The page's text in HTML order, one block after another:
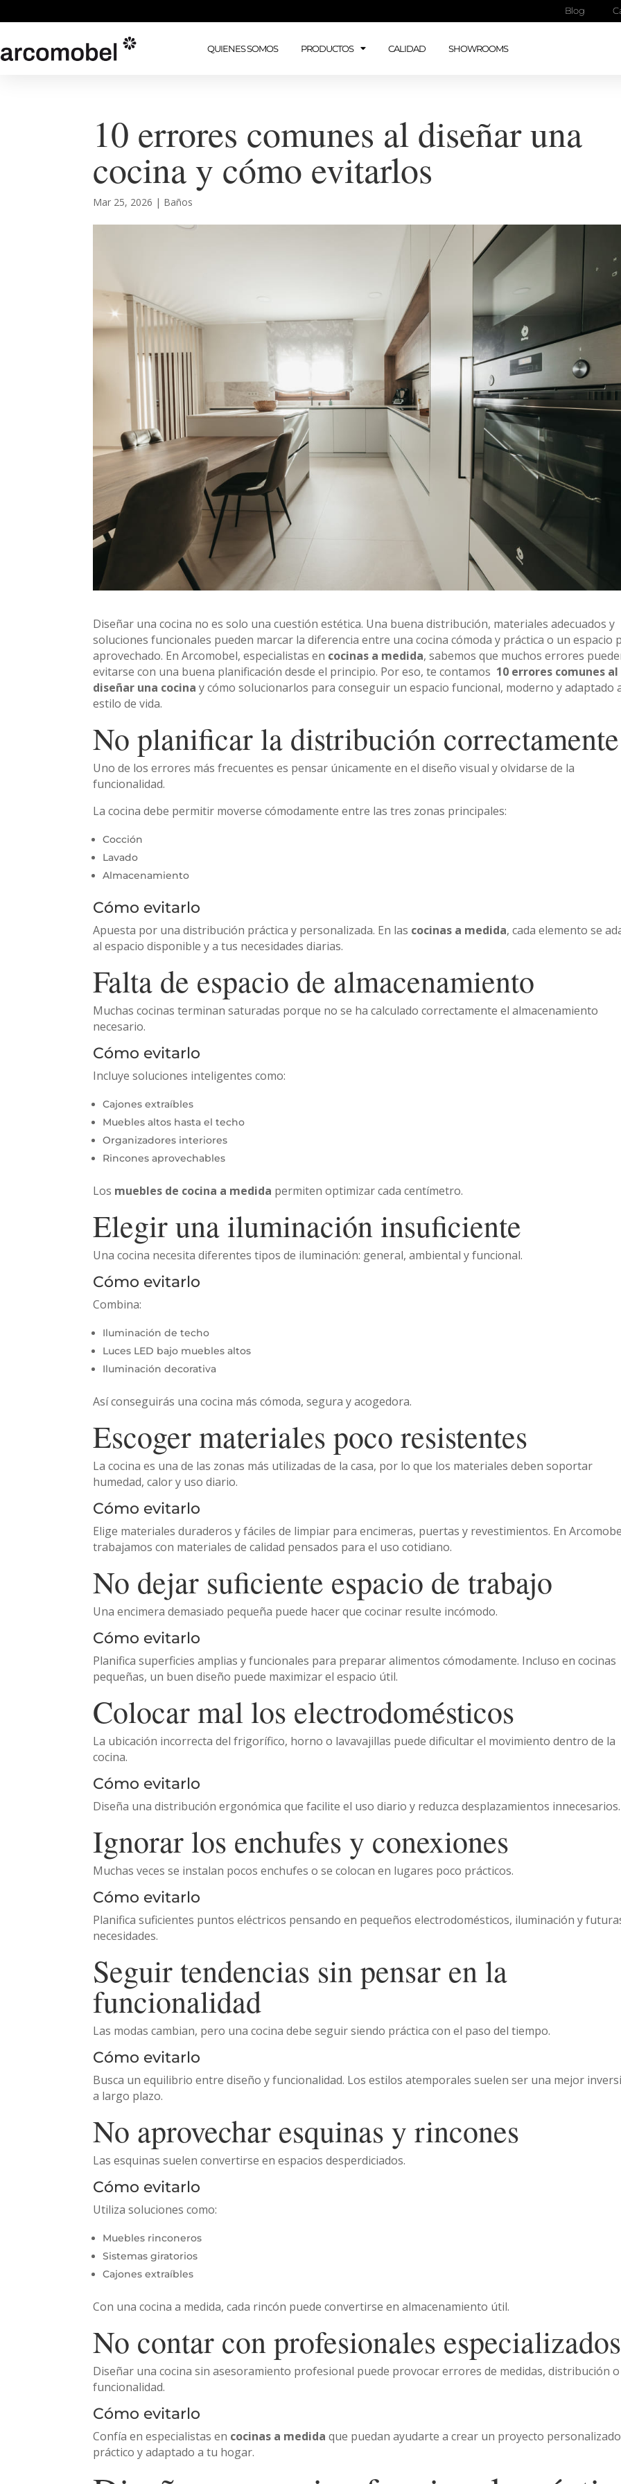
Blog
QUIENES SOMOS PRODUCTOS CALIDAD SHOWROOMS
10 errores comunes al diseñar una
cocina y cómo evitarlos
Mar 25, 2026 | Baños
Diseñar una cocina no es solo una cuestión estética. Una buena distribución, materiales adecuados y
soluciones funcionales pueden marcar la diferencia entre una cocina cómoda y práctica o un espacio
aprovechado. En Arcomobel, especialistas en cocinas a medida, sabemos que muchos errores
evitarse con una buena planificación desde el principio. Por eso, te contamos 10 errores comunes al
diseñar una cocina y cómo solucionarlos para conseguir un espacio funcional, moderno y adaptado
estilo de vida.
No planificar la distribución correctamente
Uno de los errores más frecuentes es pensar únicamente en el diseño visual y olvidarse de la
funcionalidad.
La cocina debe permitir moverse cómodamente entre las tres zonas principales:
Cocción
Lavado
Almacenamiento
Cómo evitarlo
Apuesta por una distribución práctica y personalizada. En las cocinas a medida, cada elemento se
al espacio disponible y a tus necesidades diarias.
Falta de espacio de almacenamiento
Muchas cocinas terminan saturadas porque no se ha calculado correctamente el almacenamiento
necesario.
Cómo evitarlo
Incluye soluciones inteligentes como:
Cajones extraíbles
Muebles altos hasta el techo
Organizadores interiores
Rincones aprovechables
Los muebles de cocina a medida permiten optimizar cada centímetro.
Elegir una iluminación insuficiente
Una cocina necesita diferentes tipos de iluminación: general, ambiental y funcional.
Cómo evitarlo
Combina:
Iluminación de techo
Luces LED bajo muebles altos
Iluminación decorativa
Así conseguirás una cocina más cómoda, segura y acogedora.
Escoger materiales poco resistentes
La cocina es una de las zonas más utilizadas de la casa, por lo que los materiales deben soportar
humedad, calor y uso diario.
Cómo evitarlo
Elige materiales duraderos y fáciles de limpiar para encimeras, puertas y revestimientos. En
trabajamos con materiales de calidad pensados para el uso cotidiano.
No dejar suficiente espacio de trabajo
Una encimera demasiado pequeña puede hacer que cocinar resulte incómodo.
Cómo evitarlo
Planifica superficies amplias y funcionales para preparar alimentos cómodamente. Incluso en cocinas
pequeñas, un buen diseño puede maximizar el espacio útil.
Colocar mal los electrodomésticos
La ubicación incorrecta del frigorífico, horno o lavavajillas puede dificultar el movimiento dentro de la
cocina.
Cómo evitarlo
Diseña una distribución ergonómica que facilite el uso diario y reduzca desplazamientos innecesarios.
Ignorar los enchufes y conexiones
Muchas veces se instalan pocos enchufes o se colocan en lugares poco prácticos.
Cómo evitarlo
Planifica suficientes puntos eléctricos pensando en pequeños electrodomésticos, iluminación y
necesidades.
Seguir tendencias sin pensar en la
funcionalidad
Las modas cambian, pero una cocina debe seguir siendo práctica con el paso del tiempo.
Cómo evitarlo
Busca un equilibrio entre diseño y funcionalidad. Los estilos atemporales suelen ser una mejor
a largo plazo.
No aprovechar esquinas y rincones
Las esquinas suelen convertirse en espacios desperdiciados.
Cómo evitarlo
Utiliza soluciones como:
Muebles rinconeros
Sistemas giratorios
Cajones extraíbles
Con una cocina a medida, cada rincón puede convertirse en almacenamiento útil.
No contar con profesionales especializados
Diseñar una cocina sin asesoramiento profesional puede provocar errores de medidas, distribución o
funcionalidad.
Cómo evitarlo
Confía en especialistas en cocinas a medida que puedan ayudarte a crear un proyecto
práctico y adaptado a tu hogar.